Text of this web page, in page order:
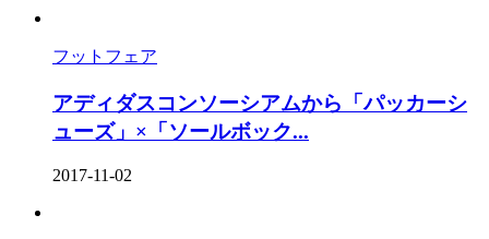
フットフェア
アディダスコンソーシアムから「パッカーシ
ューズ」×「ソールボック...
2017-11-02